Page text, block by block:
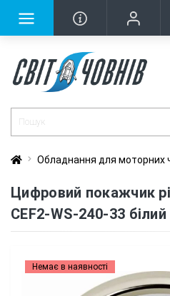
Обладнання для моторних
Цифровий покажчик
CEF2-WS-240-33 білий
Немає в наявності